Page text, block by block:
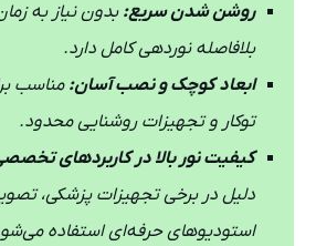
روشن شدن سریع: بدون نیاز به
بلافاصله نوردهی کامل دارد.
ابعاد کوچک و نصب آسان: مناسب
توکار و تجهیزات روشنایی محدود.
کیفیت نور بالا در کاربردهای
دلیل در برخی تجهیزات پزشکی،
استودیوهای حرفه‌ای استفاده